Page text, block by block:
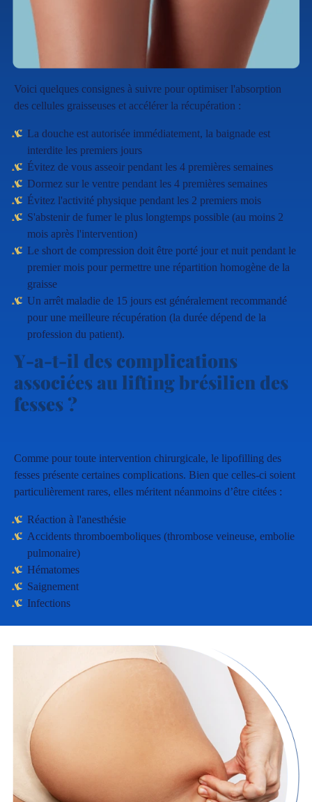
Voici quelques consignes à suivre pour optimiser l'absorption
des cellules graisseuses et accélérer la récupération :
La douche est autorisée immédiatement, la baignade est
interdite les premiers jours
Évitez de vous asseoir pendant les 4 premières semaines
Dormez sur le ventre pendant les 4 premières semaines
Évitez l'activité physique pendant les 2 premiers mois
S'abstenir de fumer le plus longtemps possible (au moins 2
mois après l'intervention)
Le short de compression doit être porté jour et nuit pendant le
premier mois pour permettre une répartition homogène de la
graisse
Un arrêt maladie de 15 jours est généralement recommandé
pour une meilleure récupération (la durée dépend de la
profession du patient).
Y-a-t-il des complications
associées au lifting brésilien des
fesses ?
Comme pour toute intervention chirurgicale, le lipofilling des
fesses présente certaines complications. Bien que celles-ci soient
particulièrement rares, elles méritent néanmoins d’être citées :
Réaction à l'anesthésie
Accidents thromboemboliques (thrombose veineuse, embolie
pulmonaire)
Hématomes
Saignement
Infections